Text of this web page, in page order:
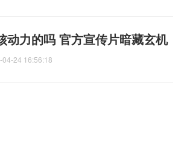
动力的吗 官方宣传片暗藏玄机
04-24 16:56:18